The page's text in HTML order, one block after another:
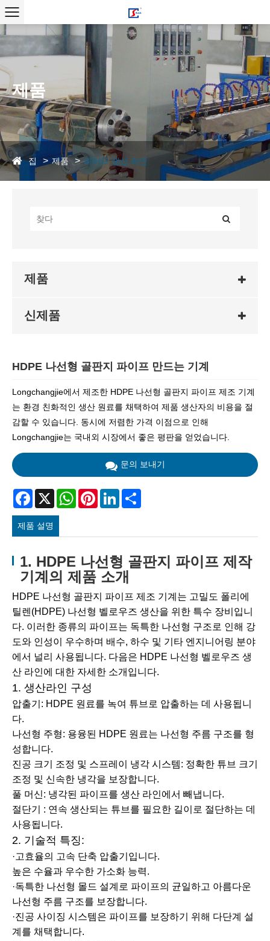
제품
집 제품 파이프 생산 라인
제품
신제품
HDPE 나선형 골판지 파이프 만드는 기계
Longchangjie에서 제조한 HDPE 나선형 골판지 파이프 제조 기계
는 환경 친화적인 생산 원료를 채택하여 제품 생산자의 비용을 절
감할 수 있습니다. 동시에 저렴한 가격 이점으로 인해
Longchangjie는 국내외 시장에서 좋은 평판을 얻었습니다.
문의 보내기
Facebook
X WhatsAppPinterestLinkedIn
제품 설명
1. HDPE 나선형 골판지 파이프 제작
기계의 제품 소개
HDPE 나선형 골판지 파이프 제조 기계는 고밀도 폴리에
틸렌(HDPE) 나선형 벨로우즈 생산을 위한 특수 장비입니
다. 이러한 종류의 파이프는 독특한 나선형 구조로 인해 강
도와 인성이 우수하며 배수, 하수 및 기타 엔지니어링 분야
에서 널리 사용됩니다. 다음은 HDPE 나선형 벨로우즈 생
산 라인에 대한 자세한 소개입니다.
1. 생산라인 구성
압출기: HDPE 원료를 녹여 튜브로 압출하는 데 사용됩니
다.
나선형 주형: 용융된 HDPE 원료는 나선형 주름 구조를 형
성합니다.
진공 크기 조정 및 스프레이 냉각 시스템: 정확한 튜브 크기
조정 및 신속한 냉각을 보장합니다.
풀 머신: 냉각된 파이프를 생산 라인에서 빼냅니다.
절단기 : 연속 생산되는 튜브를 필요한 길이로 절단하는 데
사용됩니다.
2. 기술적 특징:
·고효율의 고속 단축 압출기입니다.
높은 수율과 우수한 가소화 능력.
·독특한 나선형 몰드 설계로 파이프의 균일하고 아름다운
나선형 주름 구조를 보장합니다.
·진공 사이징 시스템은 파이프를 보장하기 위해 다단계 설
계를 채택합니다.